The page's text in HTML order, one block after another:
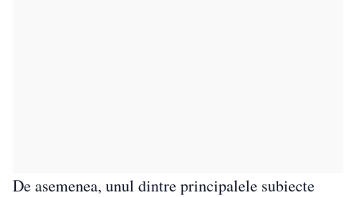
De asemenea, unul dintre principalele subiecte